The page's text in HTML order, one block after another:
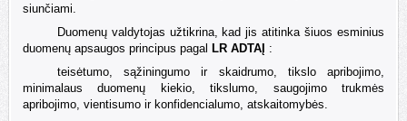
siunčiami.
Duomenų valdytojas užtikrina, kad jis atitinka šiuos esminius
duomenų apsaugos principus pagal LR ADTAĮ :
teisėtumo, sąžiningumo ir skaidrumo, tikslo apribojimo,
minimalaus duomenų kiekio, tikslumo, saugojimo trukmės
apribojimo, vientisumo ir konfidencialumo, atskaitomybės.